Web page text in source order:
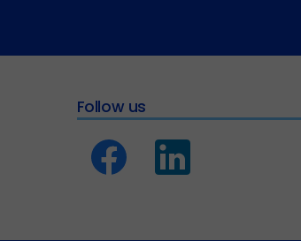
Follow us